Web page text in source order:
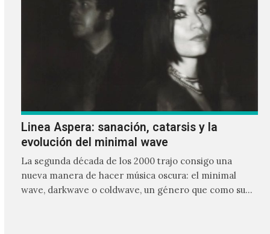
Linea Aspera: sanación, catarsis y la
evolución del minimal wave
La segunda década de los 2000 trajo consigo una
nueva manera de hacer música oscura: el minimal
wave, darkwave o coldwave, un género que como su